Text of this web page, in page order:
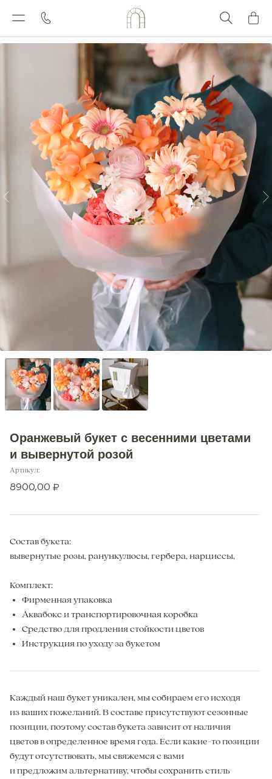
Оранжевый букет с весенними цветами
и вывернутой розой
Артикул:
8900,00 ₽
Состав букета:
вывернутые розы, ранункулюсы, гербера, нарциссы,
Комплект:
Фирменная упаковка
Аквабокс и транспортировочная коробка
Средство для продления стойкости цветов
Инструкция по уходу за букетом
Каждый наш букет уникален, мы собираем его исходя
из ваших пожеланий. В составе присутствуют сезонные
позиции, поэтому состав букета зависит от наличия
цветов в определенное время года. Если какие-то позиции
будут отсутствовать, мы свяжемся с вами
и предложим альтернативу, чтобы сохранить стиль